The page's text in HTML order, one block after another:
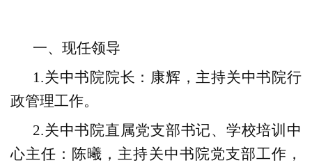
一、现任领导
1.关中书院院长：康辉，主持关中书院行
政管理工作。
2.关中书院直属党支部书记、学校培训中
心主任：陈曦，主持关中书院党支部工作，